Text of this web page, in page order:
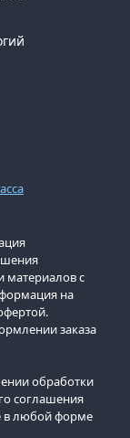
материалов с
на
заказа
обработки
соглашения
в любой форме